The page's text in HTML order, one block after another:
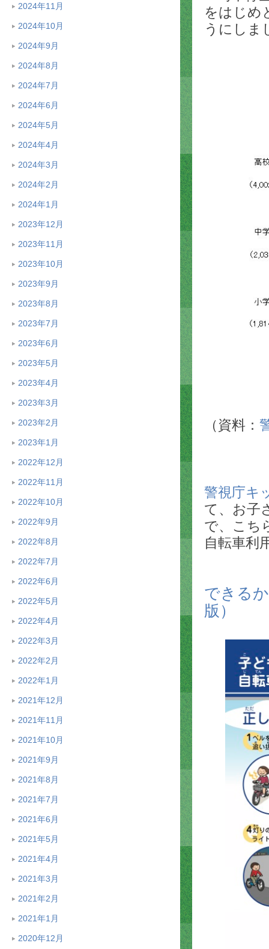
2024年11月
2024年10月
2024年9月
2024年8月
2024年7月
2024年6月
2024年5月
2024年4月
2024年3月
2024年2月
2024年1月
2023年12月
2023年11月
2023年10月
2023年9月
2023年8月
2023年7月
2023年6月
2023年5月
2023年4月
2023年3月
2023年2月
2023年1月
2022年12月
2022年11月
2022年10月
2022年9月
2022年8月
2022年7月
2022年6月
2022年5月
2022年4月
2022年3月
2022年2月
2022年1月
2021年12月
2021年11月
2021年10月
2021年9月
2021年8月
2021年7月
2021年6月
2021年5月
2021年4月
2021年3月
2021年2月
2021年1月
2020年12月
をはじめ
うにしま
（資料：
警視庁キ
て、お子
で、こち
自転車利
できる
版）